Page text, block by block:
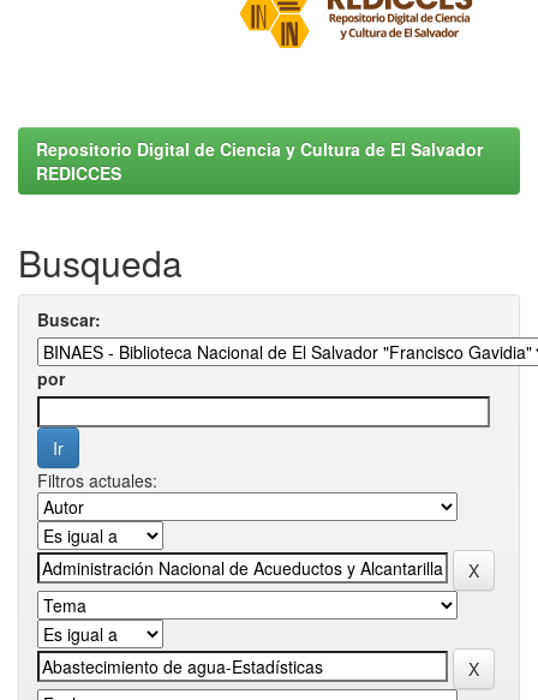
Repositorio Digital de Ciencia y Cultura de El Salvador
REDICCES
Busqueda
Buscar:
por
Filtros actuales: